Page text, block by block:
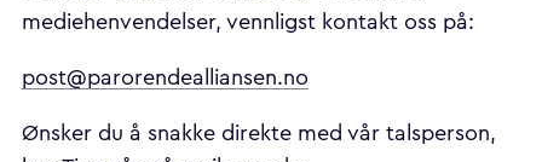
mediehenvendelser, vennligst kontakt oss på:
post@parorendealliansen.no
Ønsker du å snakke direkte med vår talsperson,